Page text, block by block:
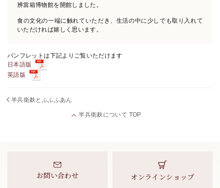
辨當箱博物館を開館しました。
食の文化の一端に触れていただき、生活の中に少しでも取り入れて
いただければ嬉しく思います。
パンフレットは下記よりご覧いただけます
日本語版
英語版
半兵衛麸とふふふあん
半兵衛麸について TOP
お問い合わせ オンラインショップ